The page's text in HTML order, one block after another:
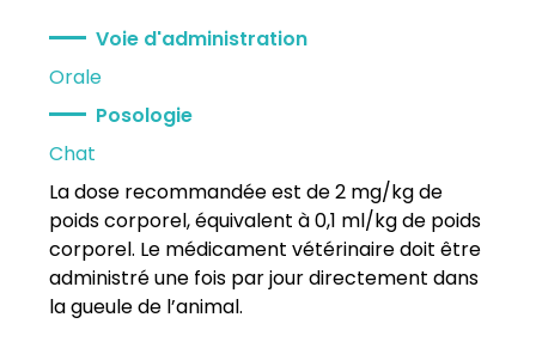
Voie d'administration
Orale
Posologie
Chat
La dose recommandée est de 2 mg/kg de
poids corporel, équivalent à 0,1 ml/kg de poids
corporel. Le médicament vétérinaire doit être
administré une fois par jour directement dans
la gueule de l’animal.